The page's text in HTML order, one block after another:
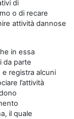
di
o di recare
attività dannose
in essa
da parte
e registra alcuni
l’attività
il quale